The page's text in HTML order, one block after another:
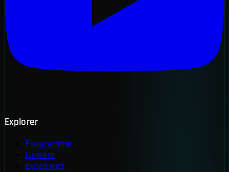
Explorer
Programme
Univers
Exposants